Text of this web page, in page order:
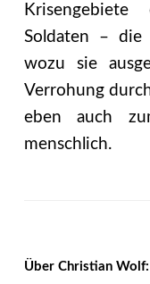
Soldaten –
wozu sie
Verrohung
eben auch
menschlich.
Über Christian Wolf: